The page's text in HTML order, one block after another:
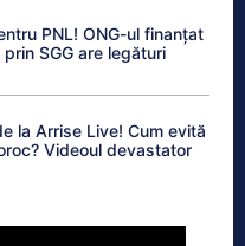
PNL! ONG-ul finanțat
SGG are legături
la Arrise Live! Cum evită
Videoul devastator